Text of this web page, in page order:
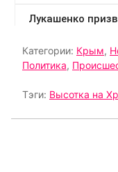
Категории: Крым,
Политика,
Тэги: Высотка на